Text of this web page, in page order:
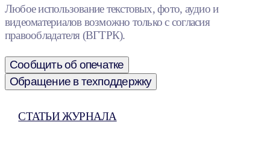
Любое использование текстовых, фото, аудио и
видеоматериалов возможно только с согласия
правообладателя (ВГТРК).
Сообщить об опечатке
Обращение в техподдержку
СТАТЬИ ЖУРНАЛА